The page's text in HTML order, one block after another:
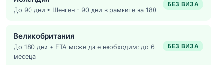
До 90 дни • Шенген - 90 дни в рамките на 180
БЕЗ ВИЗА
Великобритания
До 180 дни • ETA може да е необходим; до 6
месеца
БЕЗ ВИЗА